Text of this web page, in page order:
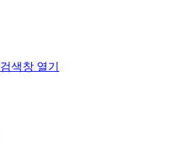
검색창 열기